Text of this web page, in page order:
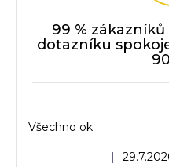
99 %
dotazníku
Hodnocení obchodu je 5
|
Všechno ok